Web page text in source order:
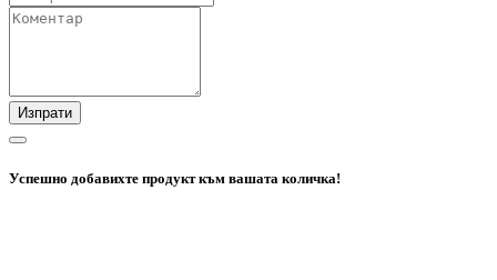
Изпрати
Успешно добавихте продукт към вашата количка!